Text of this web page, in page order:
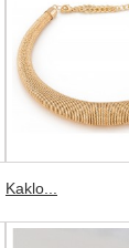
Kaklo...